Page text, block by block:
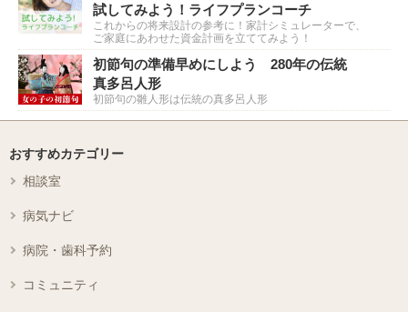
試してみよう！ライフプランコーチ
これからの将来設計の参考に！家計シミュレーターで、
ご家庭にあわせた資金計画を立ててみよう！
初節句の準備早めにしよう 280年の伝統
真多呂人形
初節句の雛人形は伝統の真多呂人形
おすすめカテゴリー
相談室
病気ナビ
病院・歯科予約
コミュニティ